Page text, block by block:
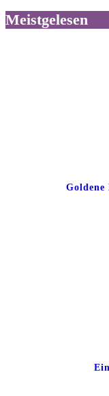
Meistgelesen